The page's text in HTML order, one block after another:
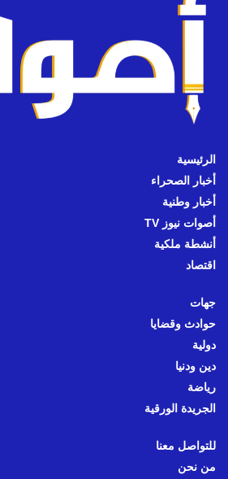
الرئيسية
أخبار الصحراء
أخبار وطنية
أصوات نيوز TV
أنشطة ملكية
اقتصاد
جهات
حوادث وقضايا
دولية
دين ودنيا
رياضة
الجريدة الورقية
للتواصل معنا
من نحن